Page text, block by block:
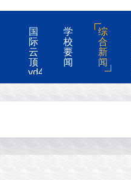
国
际
云
顶
yd4008-
云
国
戏
学
校
要
闻
综
合
新
闻